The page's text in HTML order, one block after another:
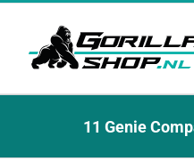
Ga
11 Genie